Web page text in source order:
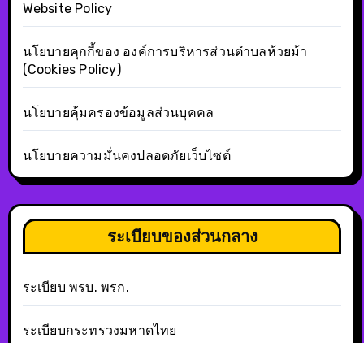
Website Policy
นโยบายคุกกี้ของ องค์การบริหารส่วนตำบลห้วยม้า
(Cookies Policy)
นโยบายคุ้มครองข้อมูลส่วนบุคคล
นโยบายความมั่นคงปลอดภัยเว็บไซต์
ระเบียบของส่วนกลาง
ระเบียบ พรบ. พรก.
ระเบียบกระทรวงมหาดไทย